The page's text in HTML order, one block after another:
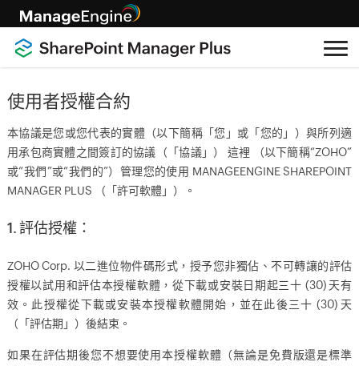
使用者授權合約
本協議是您或您代表的實體（以下簡稱「您」或「您的」）與所列適
用承包商實體之間簽訂的協議（「協議」） 這裡 （以下簡稱“ZOHO”
或“我們”或“我們的”）管理您的使用 MANAGEENGINE SHAREPOINT
MANAGER PLUS （「許可軟體」）。
1. 評估授權：
ZOHO Corp. 以二進位物件碼形式，授予您非獨佔、不可轉讓的評估
授權以試用和評估本授權軟體，從下載或安裝日期起三十 (30) 天有
效。此授權從下載或安裝本授權軟體開始，並在此後三十 (30) 天
（「評估期」）後結束。
如果在評估期後您不想要使用本授權軟體（無論是免費版還是標準